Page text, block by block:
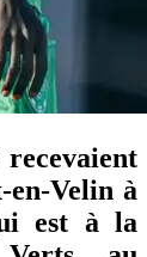
en-Velin à
est à la